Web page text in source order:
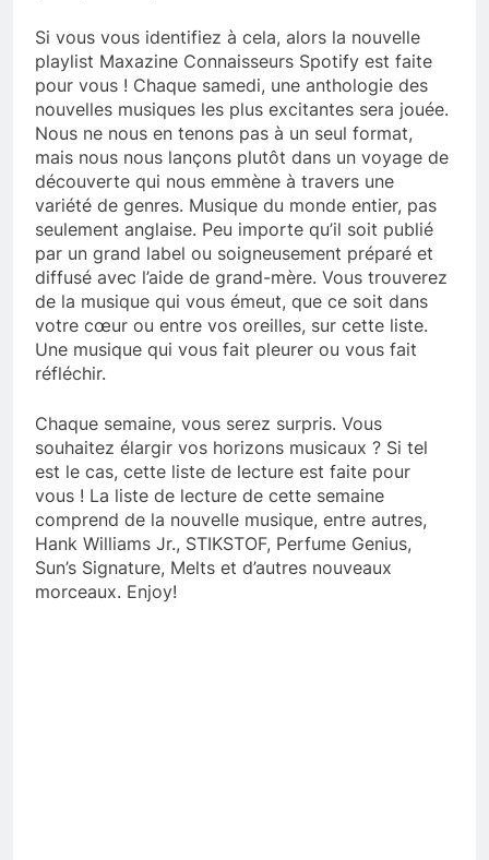
Si vous vous identifiez à cela, alors la nouvelle
playlist Maxazine Connaisseurs Spotify est faite
pour vous ! Chaque samedi, une anthologie des
nouvelles musiques les plus excitantes sera jouée.
Nous ne nous en tenons pas à un seul format,
mais nous nous lançons plutôt dans un voyage de
découverte qui nous emmène à travers une
variété de genres. Musique du monde entier, pas
seulement anglaise. Peu importe qu’il soit publié
par un grand label ou soigneusement préparé et
diffusé avec l’aide de grand-mère. Vous trouverez
de la musique qui vous émeut, que ce soit dans
votre cœur ou entre vos oreilles, sur cette liste.
Une musique qui vous fait pleurer ou vous fait
réfléchir.
Chaque semaine, vous serez surpris. Vous
souhaitez élargir vos horizons musicaux ? Si tel
est le cas, cette liste de lecture est faite pour
vous ! La liste de lecture de cette semaine
comprend de la nouvelle musique, entre autres,
Hank Williams Jr., STIKSTOF, Perfume Genius,
Sun’s Signature, Melts et d’autres nouveaux
morceaux. Enjoy!